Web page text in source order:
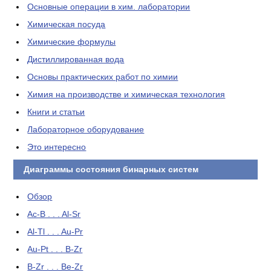
Основные операции в хим. лаборатории
Химическая посуда
Химические формулы
Дистиллированная вода
Основы практических работ по химии
Химия на производстве и химическая технология
Книги и статьи
Лабораторное оборудование
Это интересно
Диаграммы состояния бинарных систем
Обзор
Ac-B . . . Al-Sr
Al-Tl . . . Au-Pr
Au-Pt . . . B-Zr
B-Zr . . . Be-Zr